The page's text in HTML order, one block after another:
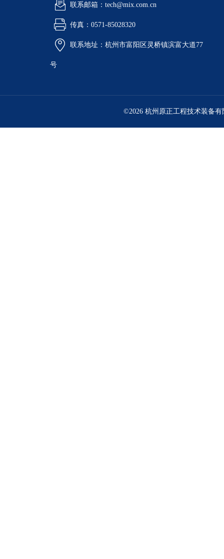
联系邮箱：tech@mix.com.cn
传真：0571-85028320
联系地址：杭州市富阳区灵桥镇滨富大道77
号
©2026 杭州原正工程技术装备